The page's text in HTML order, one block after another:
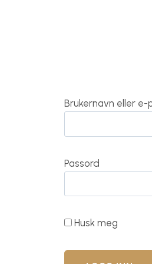
Brukernavn eller
Passord
Husk meg